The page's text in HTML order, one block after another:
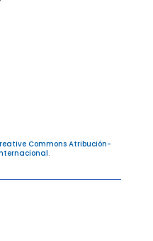
Commons Atribución-
.